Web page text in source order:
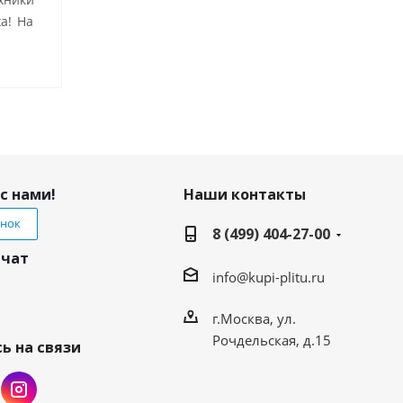
На
нами!
на связи
Наши контакты
8 (499) 404-27-00
info@kupi-plitu.ru
г.Москва, ул.
Рочдельская, д.15